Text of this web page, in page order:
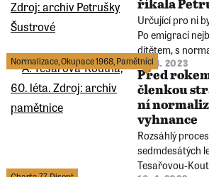
filharmoniků.
děti, a
říkala
Určující pro ni
Po emigraci
dítětem, s
Dva roky
přesvědčení, že
nelidský.
Šustrová v
Normalizace,Okupace 1968,Pamětníci25. 4. 2023
Před
členkou
ní
vyhnance
Rozsáhlý
sedmdesátých
Tesařovou-